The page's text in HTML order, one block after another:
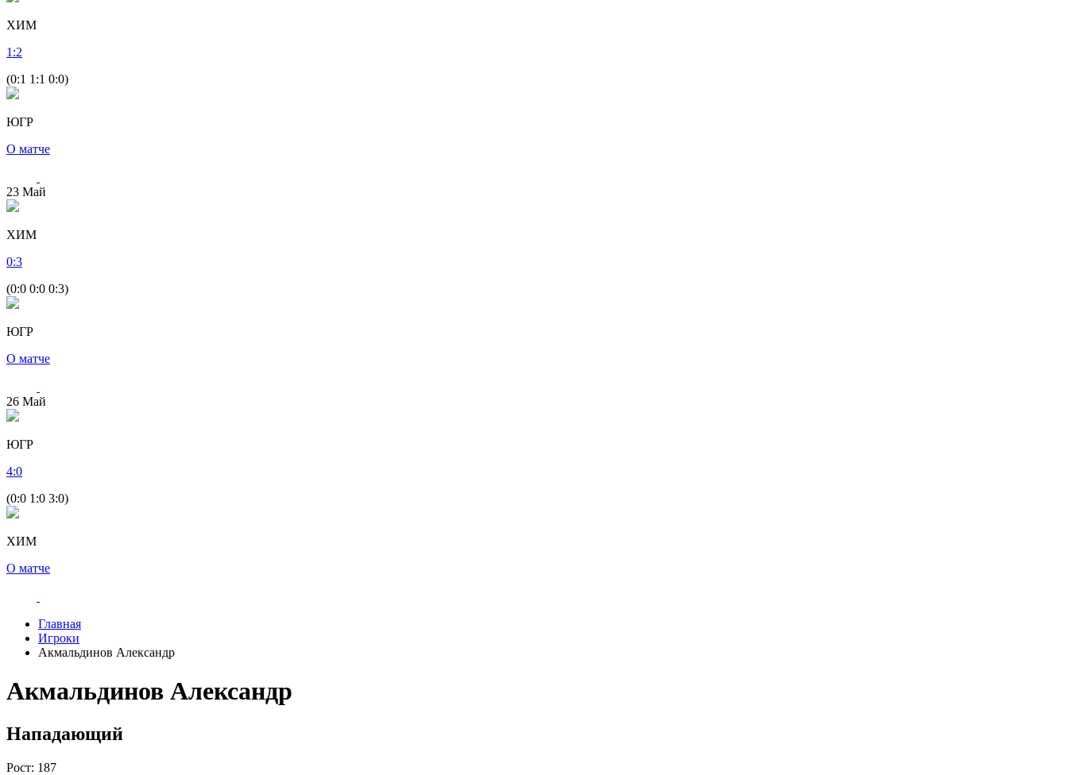
ХИМ
1 :2
(0:1 1:1 0:0)
ЮГР
О матче
23 Май
ХИМ
0:3
(0:0 0:0 0:3)
ЮГР
О матче
26 Май
ЮГР
4:0
(0:0 1:0 3:0)
ХИМ
О матче
Главная
Игроки
Акмальдинов Александр
Акмальдинов Александр
Нападающий
Рост: 187